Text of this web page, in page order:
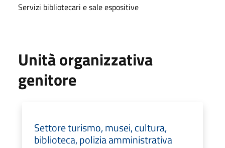
Servizi bibliotecari e sale espositive
Unità organizzativa
genitore
Settore turismo, musei, cultura,
biblioteca, polizia amministrativa